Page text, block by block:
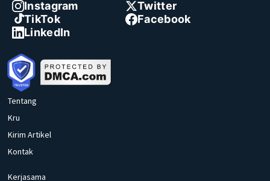
Instagram
Twitter
TikTok
Facebook
LinkedIn
Tentang
Kru
Kirim Artikel
Kontak
Kerjasama